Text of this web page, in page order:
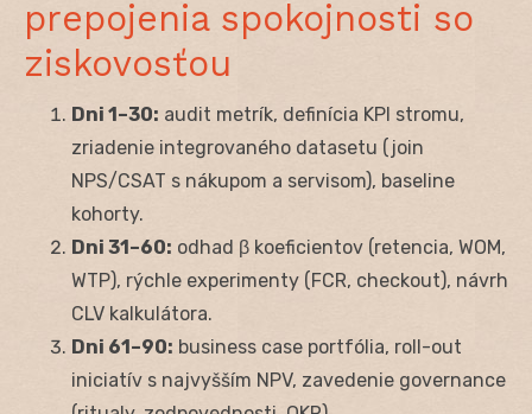
prepojenia spokojnosti so
ziskovosťou
Dni 1–30: audit metrík, definícia KPI stromu,
zriadenie integrovaného datasetu (join
NPS/CSAT s nákupom a servisom), baseline
kohorty.
Dni 31–60: odhad β koeficientov (retencia, WOM,
WTP), rýchle experimenty (FCR, checkout), návrh
CLV kalkulátora.
Dni 61–90: business case portfólia, roll-out
iniciatív s najvyšším NPV, zavedenie governance